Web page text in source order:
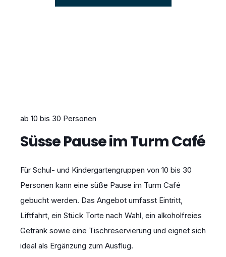
ab 10 bis 30 Personen
Süsse Pause im Turm Café
Für Schul- und Kindergartengruppen von 10 bis 30
Personen kann eine süße Pause im Turm Café
gebucht werden. Das Angebot umfasst Eintritt,
Liftfahrt, ein Stück Torte nach Wahl, ein alkoholfreies
Getränk sowie eine Tischreservierung und eignet sich
ideal als Ergänzung zum Ausflug.